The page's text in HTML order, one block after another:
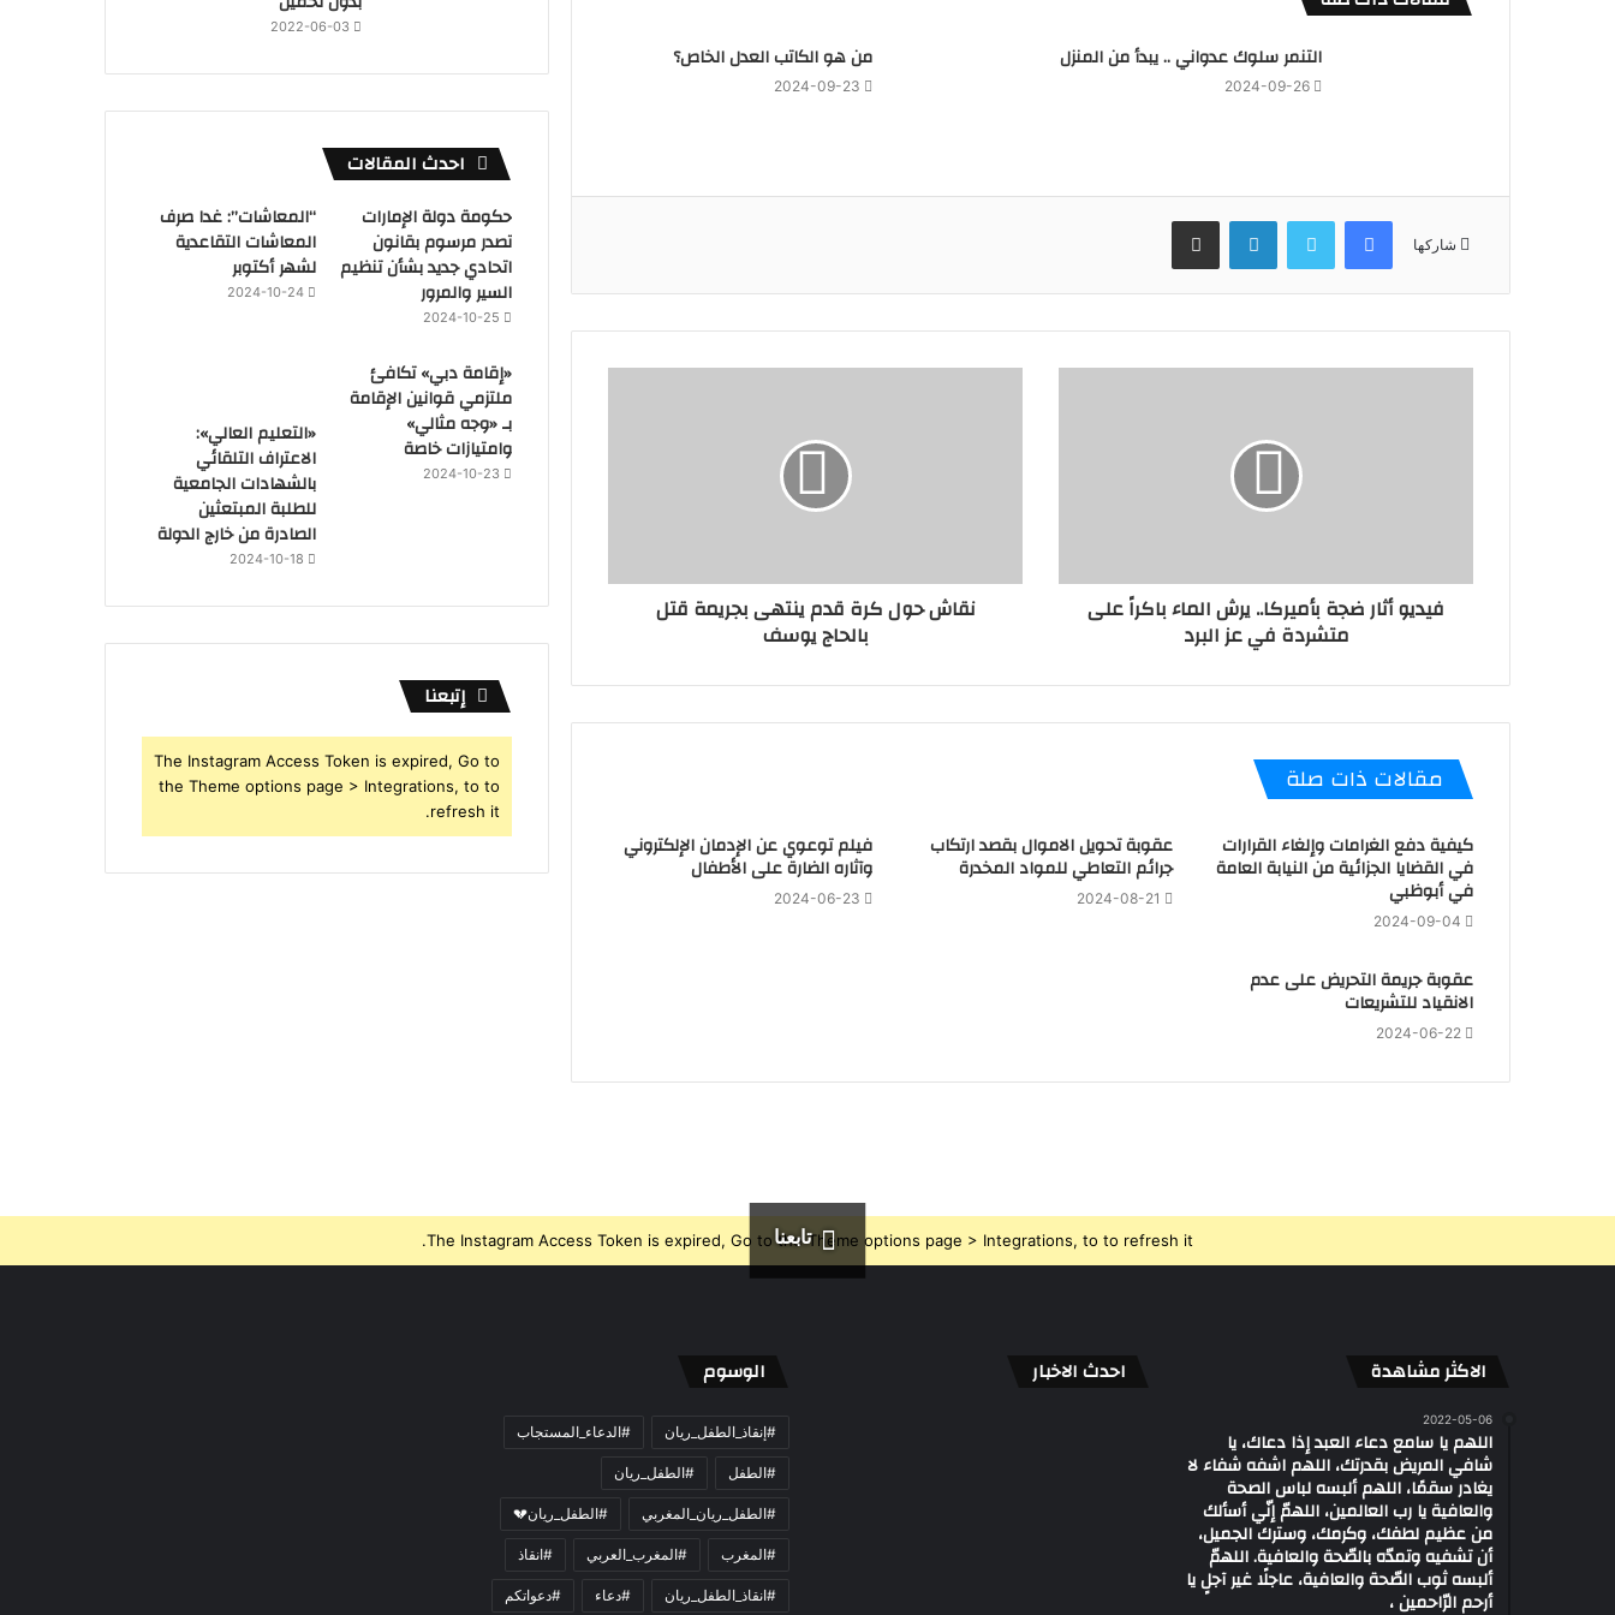
التنمر سلوك عدواني .. يبدأ من المنزل
2024-09-26
‏من هو الكاتب العدل الخاص؟
2024-09-23
شاركها
فيسبوك تويتر لينكدإن مشاركة عبر البريد
فيديو أثار ضجة بأميركا.. يرش الماء باكراً على
متشردة في عز البرد
نقاش حول كرة قدم ينتهى بجريمة قتل
بالحاج يوسف
مقالات ذات صلة
كيفية دفع الغرامات وإلغاء القرارات
في القضايا الجزائية من النيابة العامة
في أبوظبي
2024-09-04
عقوبة تحويل الاموال بقصد ارتكاب
جرائم التعاطي للمواد المخدرة
2024-08-21
فيلم توعوي عن الإدمان الإلكتروني
وآثاره الضارة على الأطفال
2024-06-23
عقوبة جريمة التحريض على عدم
الانقياد للتشريعات
2024-06-22
2022-06-03
احدث المقالات
حكومة دولة الإمارات
تصدر مرسوم بقانون
اتحادي جديد بشأن تنظيم
السير والمرور
2024-10-25
“المعاشات”: غدا صرف
المعاشات التقاعدية
لشهر أكتوبر
2024-10-24
«إقامة دبي» تكافئ
ملتزمي قوانين الإقامة
بـ «وجه مثالي»
وامتيازات خاصة
2024-10-23
«التعليم العالي»:
الاعتراف التلقائي
بالشهادات الجامعية
للطلبة المبتعثين
الصادرة من خارج الدولة
2024-10-18
إتبعنا
The Instagram Access Token is expired, Go to
the Theme options page > Integrations, to to
refresh it.
تابعنا
The Instagram Access Token is expired, Go to the Theme options page > Integrations, to to refresh it.
الاكثر مشاهدة
2022-05-06
اللهم يا سامع دعاء العبد إذا دعاك، يا
شافي المريض بقدرتك، اللهم اشفه شفاء لا
يغادر سقمًا، اللهم ألبسه لباس الصحة
والعافية يا رب العالمين، اللهمّ إنّي أسألك
من عظيم لطفك، وكرمك، وسترك الجميل،
أن تشفيه وتمدّه بالصّحة والعافية. اللهمّ
ألبسه ثوب الصّحة والعافية، عاجلًا غير آجلٍ يا
أرحم الرّاحمين ،
احدث الاخبار الوسوم
#إنقاذ_الطفل_ريان #الدعاء_المستجاب
#الطفل #الطفل_ريان
#الطفل_ريان_المغربي #الطفل_ريان💔
#المغرب #المغرب_العربي #انقاذ
#انقاذ_الطفل_ريان #دعاء #دعواتكم